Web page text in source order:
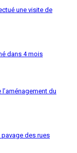
une visite de
dans 4 mois
du
des rues